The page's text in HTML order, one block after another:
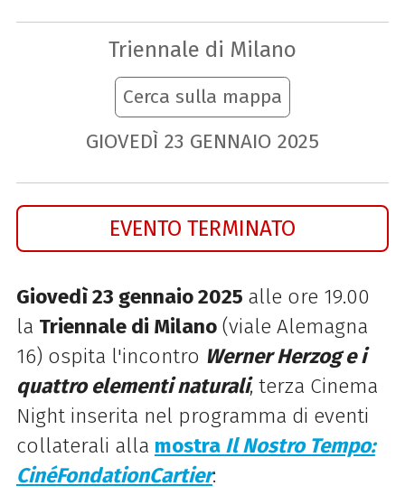
Triennale di Milano
Cerca sulla mappa
GIOVEDÌ 23 GENNAIO 2025
EVENTO TERMINATO
Giovedì 23 gennaio 2025 alle ore 19.00
la Triennale di Milano(viale Alemagna
16) ospita l'incontro Werner Herzog e i
quattro elementi naturali, terza Cinema
Night inserita nel programma di eventi
collaterali alla mostra Il Nostro Tempo:
CinéFondationCartier: